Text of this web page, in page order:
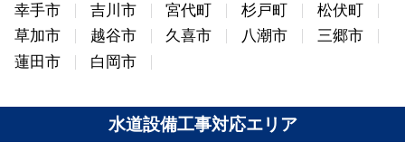
幸手市
吉川市 宮代町 杉戸町
松伏町
草加市
越谷市 久喜市 八潮市
三郷市
蓮田市
白岡市
水道設備工事対応エリア